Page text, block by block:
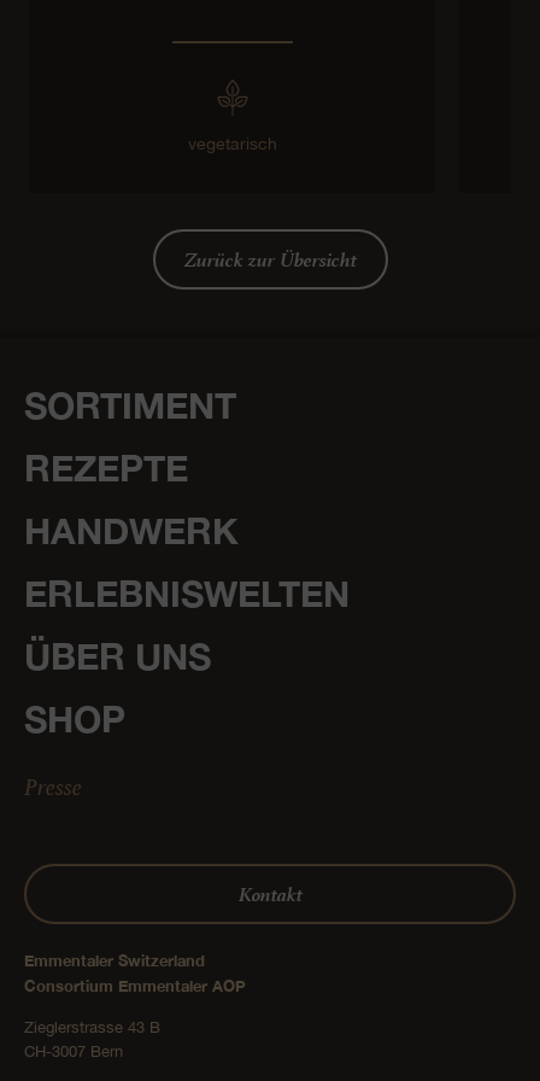
vegetarisch
Zurück zur Übersicht
SORTIMENT
REZEPTE
HANDWERK
ERLEBNISWELTEN
ÜBER UNS
SHOP
Presse
Kontakt
Emmentaler Switzerland
Consortium Emmentaler AOP
Zieglerstrasse 43 B
CH-3007 Bern